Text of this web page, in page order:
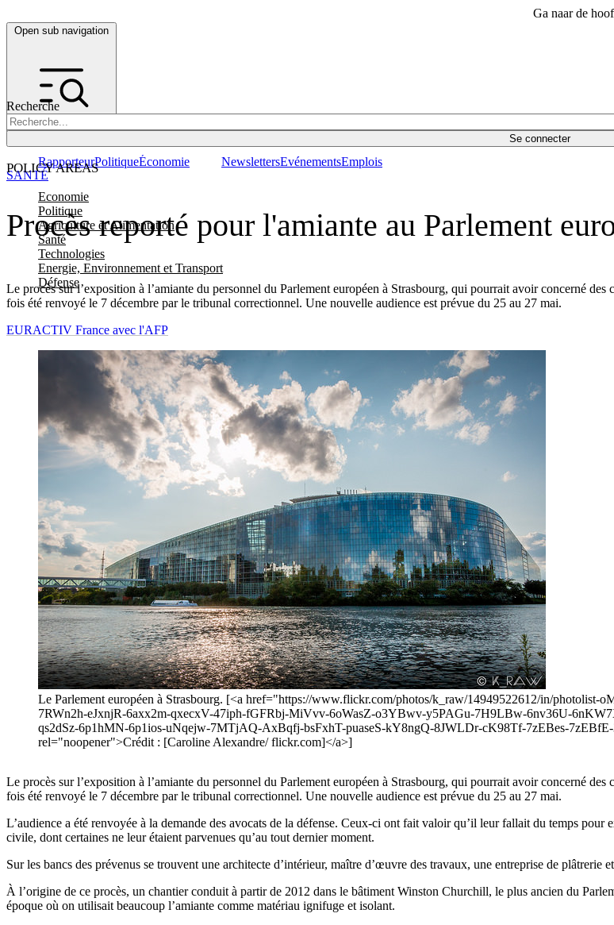
Ga naar de
Open sub navigation
Recherche
Se connecter
POLICY AREAS
Economie
Politique
Agriculture et Alimentation
Santé
Technologies
Energie, Environnement et Transport
Défense
RapporteurPolitiqueÉconomie NewslettersEvénementsEmplois
Procès reporté pour l'amiante au Parlement
Le procès sur l’exposition à l’amiante du personnel du Parlement européen à Strasbourg, qui pourrait avoir concerné
fois été renvoyé le 7 décembre par le tribunal correctionnel. Une nouvelle audience est prévue du 25 au 27 mai.
SANTÉ
EURACTIV France avec l'AFP
Le Parlement européen à Strasbourg. [<a href="https://www.flickr.com/photos/k_raw/14949522612/in/
7RWn2h-eJxnjR-6axx2m-qxecxV-47iph-fGFRbj-MiVvv-6oWasZ-o3YBwv-y5PAGu-7H9LBw-6nv36U-
qs2dSz-6p1hMN-6p1ios-uNqejw-7MTjAQ-AxBqfj-bsFxhT-puaseS-kY8ngQ-8JWLDr-cK98Tf-7zEBes-
rel="noopener">Crédit : [Caroline Alexandre/ flickr.com]</a>]
Le procès sur l’exposition à l’amiante du personnel du Parlement européen à Strasbourg, qui pourrait avoir concerné
fois été renvoyé le 7 décembre par le tribunal correctionnel. Une nouvelle audience est prévue du 25 au 27 mai.
L’audience a été renvoyée à la demande des avocats de la défense. Ceux-ci ont fait valoir qu’il leur fallait du temps
civile, dont certaines ne leur étaient parvenues qu’au tout dernier moment.
Sur les bancs des prévenus se trouvent une architecte d’intérieur, maître d’œuvre des travaux, une entreprise de plâtrerie
À l’origine de ce procès, un chantier conduit à partir de 2012 dans le bâtiment Winston Churchill, le plus ancien du
époque où on utilisait beaucoup l’amiante comme matériau ignifuge et isolant.